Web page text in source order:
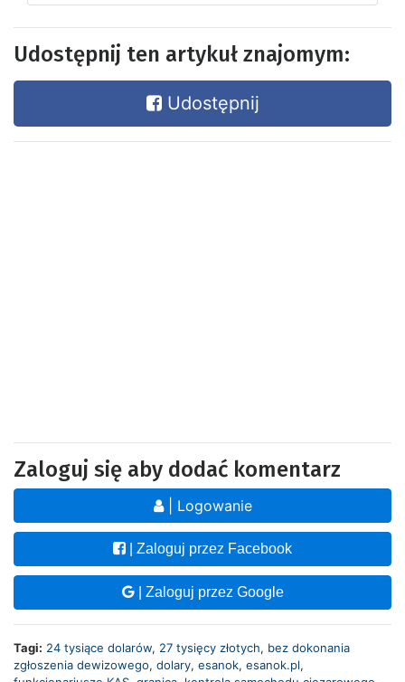
Udostępnij ten artykuł znajomym:
Udostępnij
Zaloguj się aby dodać komentarz
| Logowanie
| Zaloguj przez Facebook
| Zaloguj przez Google
Tagi: 24 tysiące dolarów, 27 tysięcy złotych, bez dokonania
zgłoszenia dewizowego, dolary, esanok, esanok.pl,